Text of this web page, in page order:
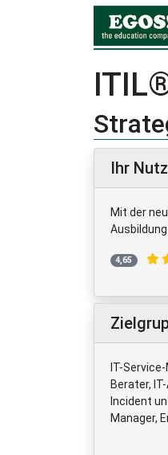
Ihr
Mit der
4,65
IT-
Berater,
Incident
Manager,